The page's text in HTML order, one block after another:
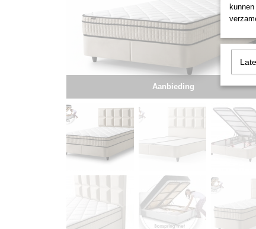
Aanbieding